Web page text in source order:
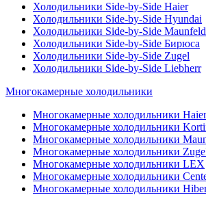
Холодильники Side-by-Side Haier
Холодильники Side-by-Side Hyundai
Холодильники Side-by-Side Maunfeld
Холодильники Side-by-Side Бирюса
Холодильники Side-by-Side Zugel
Холодильники Side-by-Side Liebherr
Многокамерные холодильники
Многокамерные холодильники Haier
Многокамерные холодильники
Многокамерные холодильники
Многокамерные холодильники
Многокамерные холодильники LEX
Многокамерные холодильники
Многокамерные холодильники